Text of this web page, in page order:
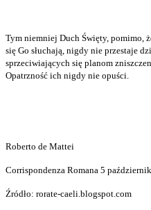
Tym niemniej Duch Święty, pomimo,
się Go słuchają, nigdy nie przestaje
sprzeciwiających się planom
Opatrzność ich nigdy nie opuści.
Roberto de Mattei
Corrispondenza Romana 5
Źródło: rorate-caeli.blogspot.com